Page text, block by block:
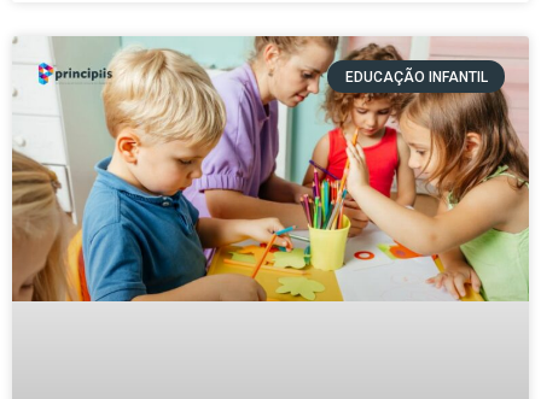
EDUCAÇÃO INFANTIL